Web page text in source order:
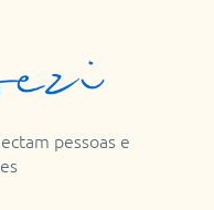
pessoas e